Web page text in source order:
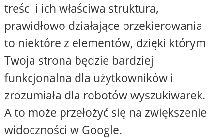
treści i ich właściwa struktura,
prawidłowo działające przekierowania
to niektóre z elementów, dzięki którym
Twoja strona będzie bardziej
funkcjonalna dla użytkowników i
zrozumiała dla robotów wyszukiwarek.
A to może przełożyć się na zwiększenie
widoczności w Google.